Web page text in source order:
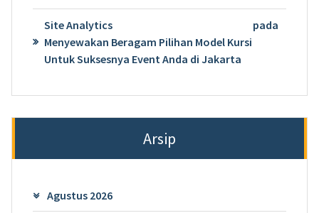
Site Analytics
pada
Menyewakan Beragam Pilihan Model Kursi
Untuk Suksesnya Event Anda di Jakarta
Arsip
Agustus 2026